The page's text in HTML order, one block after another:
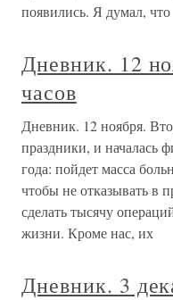
появились. Я думал, что
Дневник. 12
часов
Дневник. 12 ноября.
праздники, и началась
года: пойдет масса
чтобы не отказывать в
сделать тысячу
жизни. Кроме нас, их
Дневник. 3